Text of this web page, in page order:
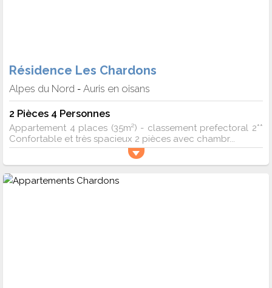
Résidence Les Chardons
Alpes du Nord - Auris en oisans
2 Pièces 4 Personnes
Appartement 4 places (35m²) - classement prefectoral 2**
Confortable et très spacieux 2 pièces avec chambr...